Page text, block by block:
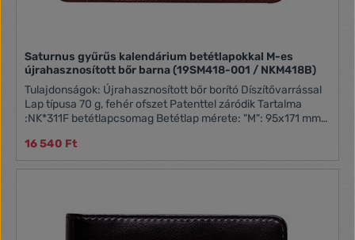
Saturnus gyűrűs kalendárium betétlapokkal M-es
újrahasznosított bőr barna (19SM418-001 / NKM418B)
Tulajdonságok: Újrahasznosított bőr borító Díszítővarrással
Lap típusa 70 g, fehér ofszet Patenttel záródik Tartalma
:NK*311F betétlapcsomag Betétlap mérete: "M": 95x171 mm
16 540 Ft